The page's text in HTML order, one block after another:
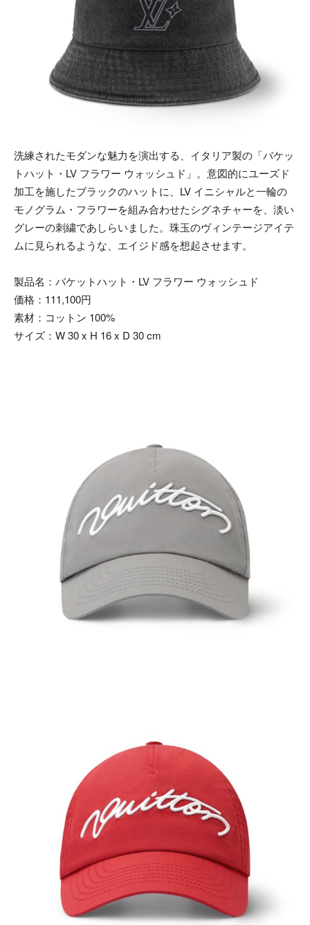
洗練されたモダンな魅力を演出する、イタリア製の「バケッ
トハット・LV フラワー ウォッシュド」。意図的にユーズド
加工を施したブラックのハットに、LV イニシャルと一輪の
モノグラム・フラワーを組み合わせたシグネチャーを、淡い
グレーの刺繍であしらいました。珠玉のヴィンテージアイテ
ムに見られるような、エイジド感を想起させます。
製品名：バケットハット・LV フラワー ウォッシュド
価格：111,100円
素材：コットン 100%
サイズ：W 30 x H 16 x D 30 cm